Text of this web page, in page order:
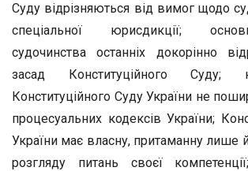
Суду відрізняються від вимог щодо
спеціальної юрисдикції;
судочинства останніх докорінно
засад Конституційного Суду;
Конституційного Суду України не
процесуальних кодексів України;
України має власну, притаманну лише
розгляду питань своєї